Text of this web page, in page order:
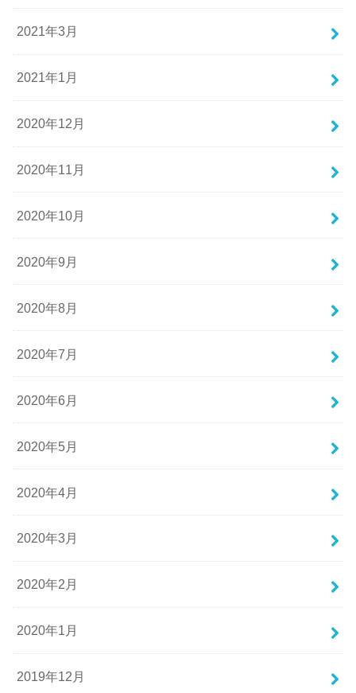
2021年3月
2021年1月
2020年12月
2020年11月
2020年10月
2020年9月
2020年8月
2020年7月
2020年6月
2020年5月
2020年4月
2020年3月
2020年2月
2020年1月
2019年12月